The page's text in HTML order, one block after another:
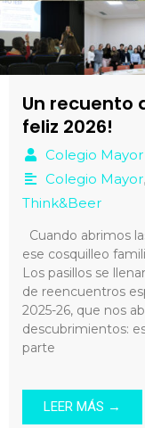
Un recuento
feliz 2026!
Colegio
Colegio Mayor,
Think&Beer
Cuando abrimos
ese cosquilleo
Los pasillos se
de reencuentros
2025-26, que nos
descubrimientos:
parte
LEER MÁS →